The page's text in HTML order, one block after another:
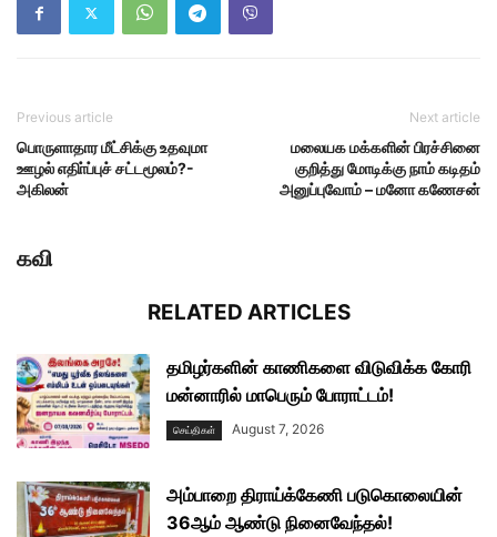
Previous article
பொருளாதார மீட்சிக்கு உதவுமா
ஊழல் எதிா்ப்புச் சட்டமூலம்?-
அகிலன்
Next article
மலையக மக்களின் பிரச்சினை
குறித்து மோடிக்கு நாம் கடிதம்
அனுப்புவோம் – மனோ கணேசன்
கவி
RELATED ARTICLES
தமிழர்களின் காணிகளை விடுவிக்க கோரி
மன்னாரில் மாபெரும் போராட்டம்!
செய்திகள் August 7, 2026
அம்பாறை திராய்க்கேணி படுகொலையின்
36ஆம் ஆண்டு நினைவேந்தல்!